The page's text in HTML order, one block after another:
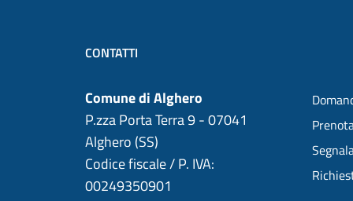
CONTATTI
Comune di Alghero
P.zza Porta Terra 9 - 07041
Alghero (SS)
Codice fiscale / P. IVA:
00249350901